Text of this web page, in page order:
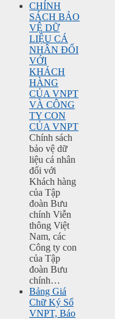
CHÍNH
SÁCH BẢO
VỆ DỮ
LIỆU CÁ
NHÂN ĐỐI
VỚI
KHÁCH
HÀNG
CỦA VNPT
VÀ CÔNG
TY CON
CỦA VNPT
Chính sách
bảo vệ dữ
liệu cá nhân
đối với
Khách hàng
của Tập
đoàn Bưu
chính Viễn
thông Việt
Nam, các
Công ty con
của Tập
đoàn Bưu
chính…
Bảng Giá
Chữ Ký Số
VNPT, Báo